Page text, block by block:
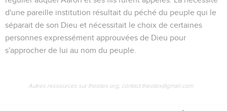
d'une pareille institution résultait du péché du peuple qui le
séparait de son Dieu et nécessitait le choix de certaines
personnes expressément approuvées de Dieu pour
s'approcher de lui au nom du peuple.
Autres ressources sur theotex.org, contact theotex@gmail.com